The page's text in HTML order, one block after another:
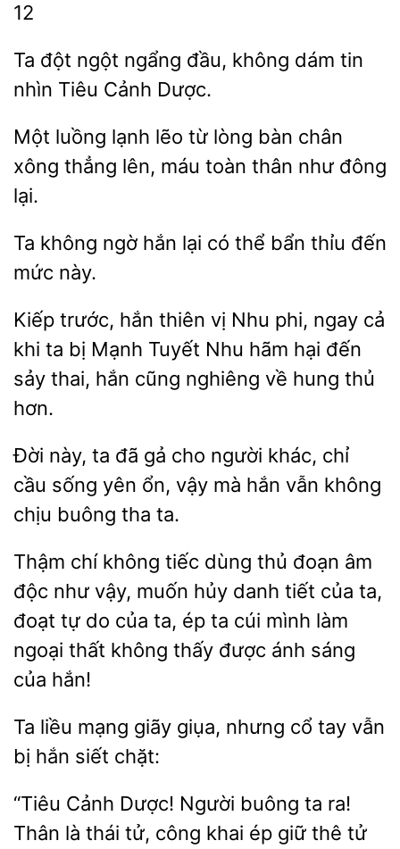
12
Ta ngột ngẩng đầu,
dám tin
nhìn
Cảnh Dược.
Một
lạnh lẽo từ lòng bàn chân
xông thẳng lên, máu toàn
như đông
không ngờ hắn
thể bẩn thỉu đến
mức này.
Kiếp trước, hắn thiên
Nhu phi, ngay cả
ta bị Mạnh Tuyết Nhu hãm hại đến
thai, hắn cũng nghiêng về hung thủ
hơn.
Đời này, ta đã gả cho người khác, chỉ
sống
ổn, vậy mà hắn vẫn không
buông tha ta.
Thậm chí không tiếc dùng thủ đoạn âm
độc như vậy, muốn hủy danh tiết của ta,
đoạt
do của ép ta cúi
làm
ngoại thất không thấy được ánh sáng
của hắn!
Ta liều giãy nhưng
tay vẫn
bị hắn siết chặt:
“Tiêu Cảnh Dược! Người buông ta ra!
Thân là thái tử, công khai ép
thê tử